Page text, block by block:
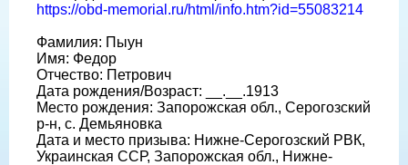
https://obd-memorial.ru/html/info.htm?id=55083214
Фамилия: Пыун
Имя: Федор
Отчество: Петрович
Дата рождения/Возраст: __.__.1913
Место рождения: Запорожская обл., Серогозский
р-н, с. Демьяновка
Дата и место призыва: Нижне-Серогозский РВК,
Украинская ССР, Запорожская обл., Нижне-